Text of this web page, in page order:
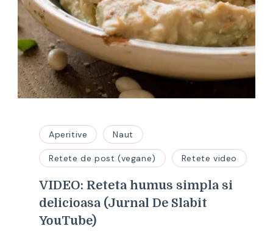
Aperitive Naut
Retete de post (vegane) Retete video
VIDEO: Reteta humus simpla si
delicioasa (Jurnal De Slabit
YouTube)